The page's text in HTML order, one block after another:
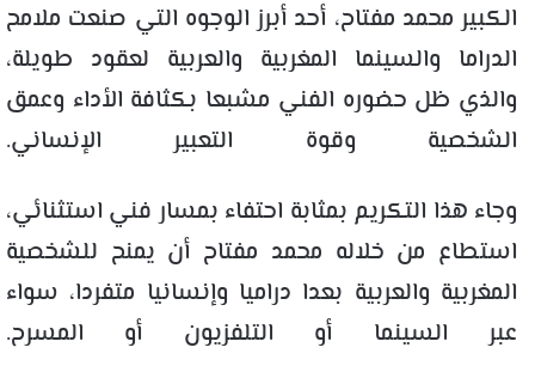
الكبير محمد مفتاح، أحد أبرز الوجوه التي صنعت ملامح
الدراما والسينما المغربية والعربية لعقود طويلة،
والذي ظل حضوره الفني مشبعا بكثافة الأداء وعمق
الشخصية وقوة التعبير الإنساني.
وجاء هذا التكريم بمثابة احتفاء بمسار فني استثنائي،
استطاع من خلاله محمد مفتاح أن يمنح للشخصية
المغربية والعربية بعدا دراميا وإنسانيا متفردا، سواء
عبر السينما أو التلفزيون أو المسرح.